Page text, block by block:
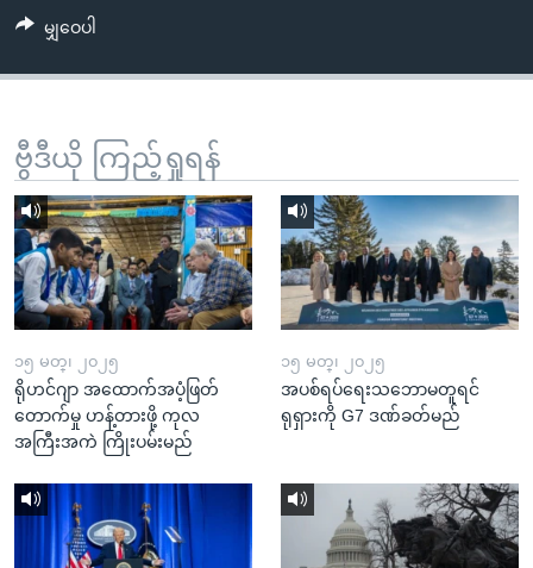
ကျော်
မျှဝေပါ
ဗွီဒီယို ကြည့်ရှုရန်
၁၅ မတ္၊ ၂၀၂၅
ရိုဟင်ဂျာ အထောက်အပံ့ဖြတ်
တောက်မှု ဟန့်တားဖို့ ကုလ
အကြီးအကဲ ကြိုးပမ်းမည်
၁၅ မတ္၊ ၂၀၂၅
အပစ်ရပ်ရေးသဘောမတူရင်
ရုရှားကို G7 ဒဏ်ခတ်မည်